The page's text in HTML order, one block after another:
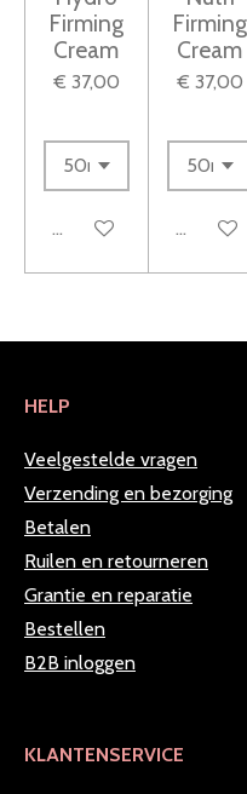
Firming
Cream
€ 37,00
In winkelwagen
Firming
Cream
€ 37,00
In
HELP
Veelgestelde vragen
Verzending en bezorging
Betalen
Ruilen en retourneren
Grantie en reparatie
Bestellen
B2B inloggen
KLANTENSERVICE